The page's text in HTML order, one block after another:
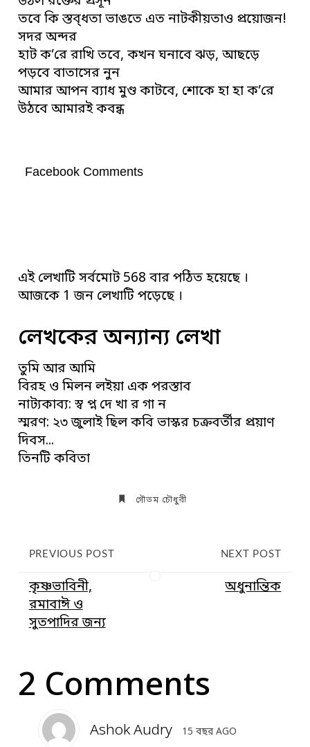
তবে কি স্তব্ধতা ভাঙতে এত নাটকীয়তাও প্রয়োজন!
সদর অন্দর
হাট ক’রে রাখি তবে, কখন ঘনাবে ঝড়, আছড়ে
পড়বে বাতাসের নুন
আমার আপন ব্যাধ মুণ্ড কাটবে, শোকে হা হা ক’রে
উঠবে আমারই কবন্ধ
Facebook Comments
এই লেখাটি সর্বমোট 568 বার পঠিত হয়েছে ।
আজকে 1 জন লেখাটি পড়েছে ।
লেখকের অন্যান্য লেখা
তুমি আর আমি
বিরহ ও মিলন লইয়া এক পরস্তাব
নাট্যকাব্য: স্ব প্ন দে খা র গা ন
স্মরণ: ২৩ জুলাই ছিল কবি ভাস্কর চক্রবর্তীর প্রয়াণ
দিবস...
তিনটি কবিতা
গৌতম চৌধুরী
PREVIOUS POST
কৃষ্ণভাবিনী,
রমাবাঈ ও
সুতপাদির জন্য
NEXT POST
অধুনান্তিক
2 Comments
Ashok Audry 15 বছর AGO